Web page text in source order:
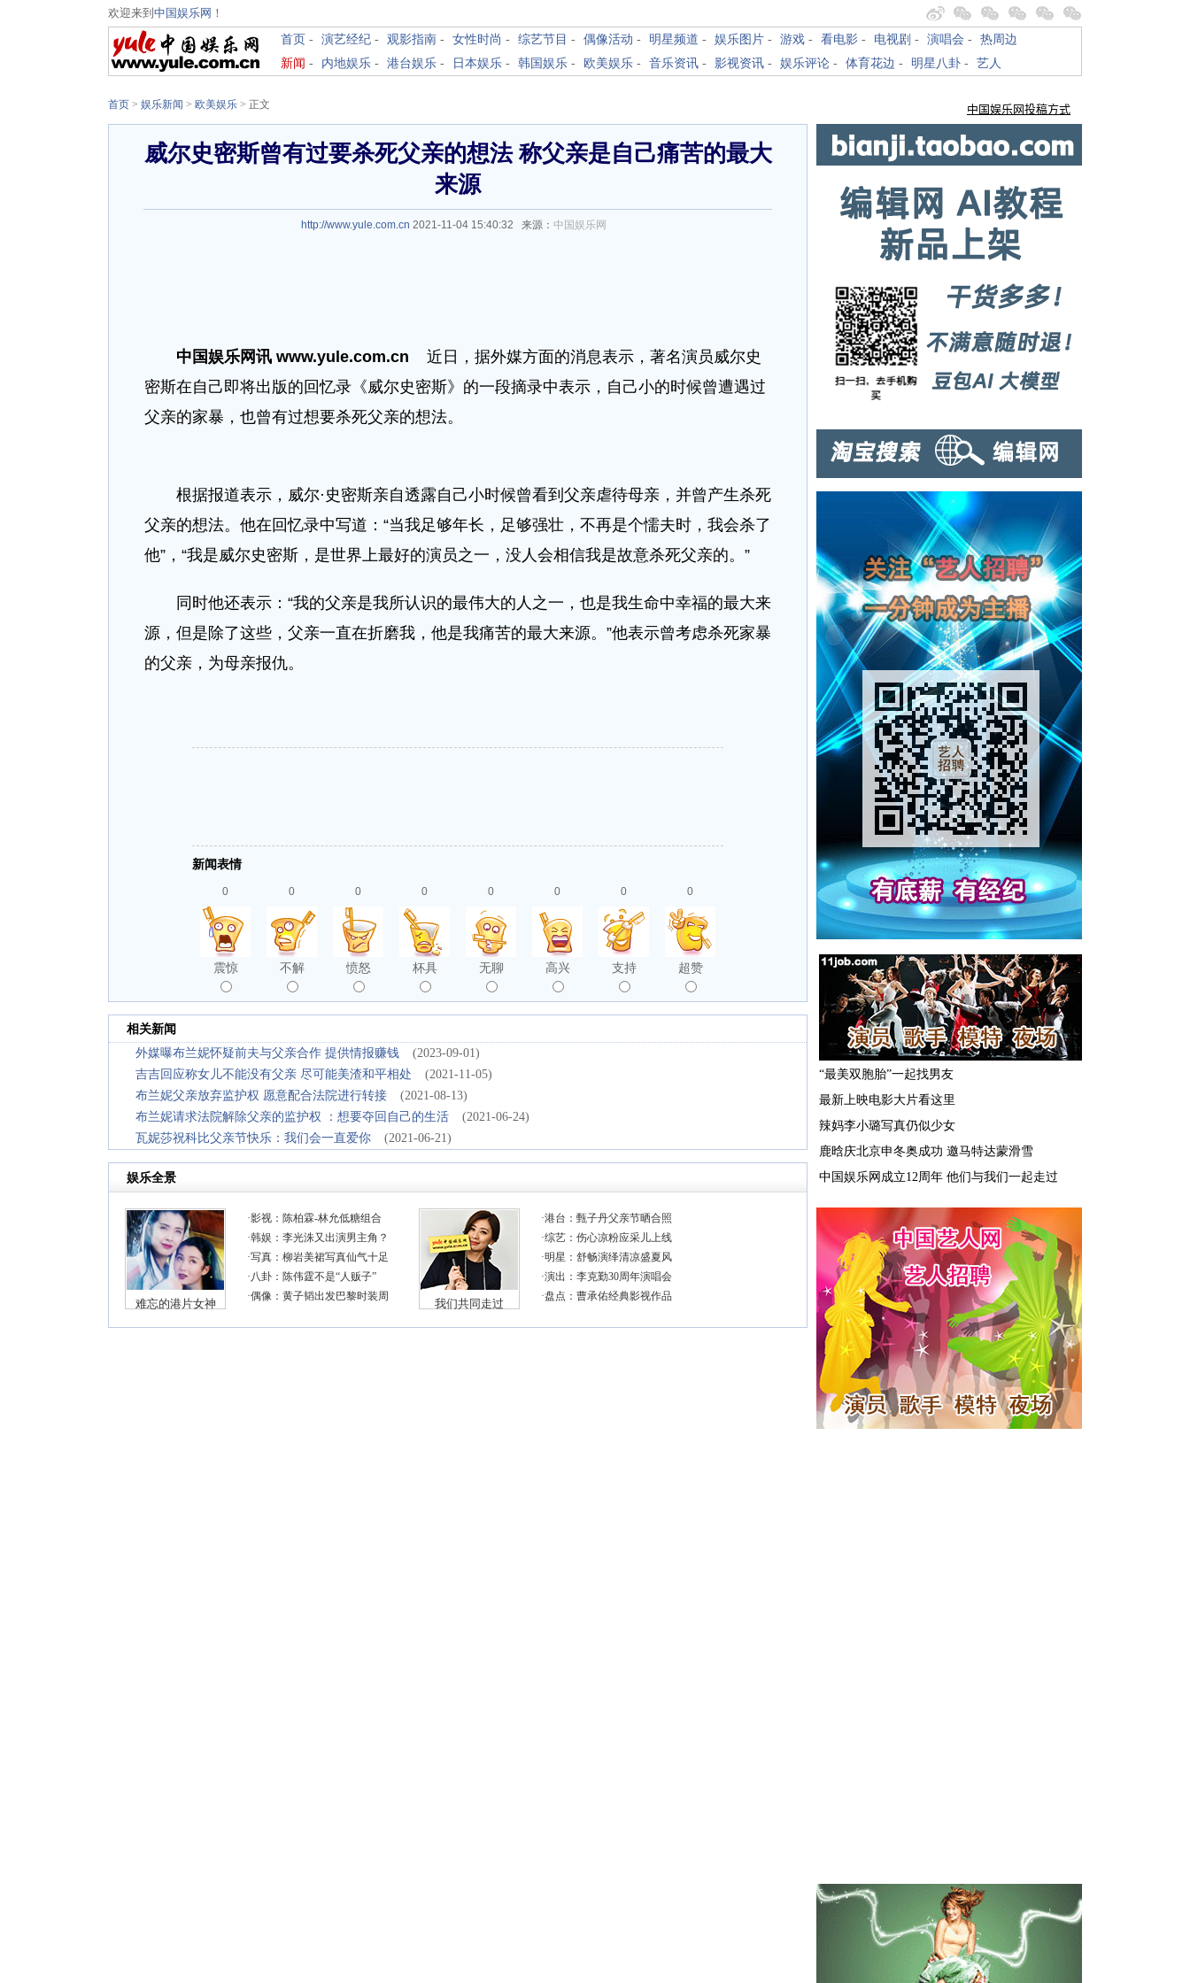
欢迎来到 中国娱乐网 ！
首页 - 演艺经纪 - 观影指南 - 女性时尚 - 综艺节目 - 偶像活动 - 明星频道 - 娱乐图片 - 游戏 - 看电影 - 电视剧 - 演唱会 - 热周边
新闻 - 内地娱乐 - 港台娱乐 - 日本娱乐 - 韩国娱乐 - 欧美娱乐 - 音乐资讯 - 影视资讯 - 娱乐评论 - 体育花边 - 明星八卦 - 艺人
首页 > 娱乐新闻 > 欧美娱乐 > 正文
威尔史密斯曾有过要杀死父亲的想法 称父亲是自己痛苦的最大
来源
http://www.yule.com.cn 2021-11-04 15:40:32 来源： 中国娱乐网
中国娱乐网讯 www.yule.com.cn 近日，据外媒方面的消息表示，著名演员威尔史
密斯在自己即将出版的回忆录《威尔史密斯》的一段摘录中表示，自己小的时候曾遭遇过
父亲的家暴，也曾有过想要杀死父亲的想法。
根据报道表示，威尔·史密斯亲自透露自己小时候曾看到父亲虐待母亲，并曾产生杀死
父亲的想法。他在回忆录中写道：“当我足够年长，足够强壮，不再是个懦夫时，我会杀了
他”，“我是威尔史密斯，是世界上最好的演员之一，没人会相信我是故意杀死父亲的。”
同时他还表示：“我的父亲是我所认识的最伟大的人之一，也是我生命中幸福的最大来
源，但是除了这些，父亲一直在折磨我，他是我痛苦的最大来源。”他表示曾考虑杀死家暴
的父亲，为母亲报仇。
新闻表情
0
震惊
0
不解
0
愤怒
0
杯具
0
无聊
0
高兴
0
支持
0
超赞
相关新闻
外媒曝布兰妮怀疑前夫与父亲合作 提供情报赚钱
(2023-09-01)
吉吉回应称女儿不能没有父亲 尽可能美渣和平相处
(2021-11-05)
布兰妮父亲放弃监护权 愿意配合法院进行转接
(2021-08-13)
布兰妮请求法院解除父亲的监护权 ：想要夺回自己的生活
(2021-06-24)
瓦妮莎祝科比父亲节快乐：我们会一直爱你
(2021-06-21)